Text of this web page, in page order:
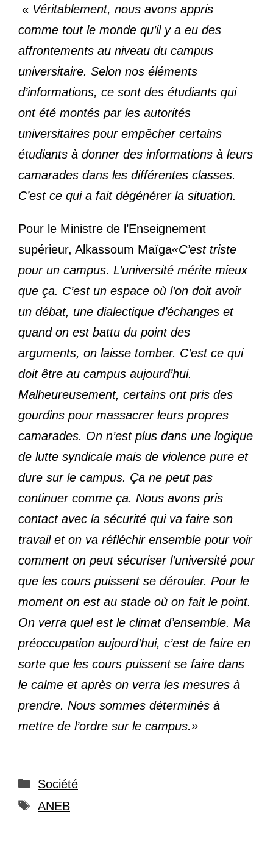
« Véritablement, nous avons appris
comme tout le monde qu’il y a eu des
affrontements au niveau du campus
universitaire. Selon nos éléments
d’informations, ce sont des étudiants qui
ont été montés par les autorités
universitaires pour empêcher certains
étudiants à donner des informations à leurs
camarades dans les différentes classes.
C’est ce qui a fait dégénérer la situation.
Pour le Ministre de l’Enseignement
supérieur, Alkassoum Maïga«C’est triste
pour un campus. L’université mérite mieux
que ça. C’est un espace où l’on doit avoir
un débat, une dialectique d’échanges et
quand on est battu du point des
arguments, on laisse tomber. C’est ce qui
doit être au campus aujourd’hui.
Malheureusement, certains ont pris des
gourdins pour massacrer leurs propres
camarades. On n’est plus dans une logique
de lutte syndicale mais de violence pure et
dure sur le campus. Ça ne peut pas
continuer comme ça. Nous avons pris
contact avec la sécurité qui va faire son
travail et on va réfléchir ensemble pour voir
comment on peut sécuriser l’université pour
que les cours puissent se dérouler. Pour le
moment on est au stade où on fait le point.
On verra quel est le climat d’ensemble. Ma
préoccupation aujourd’hui, c’est de faire en
sorte que les cours puissent se faire dans
le calme et après on verra les mesures à
prendre. Nous sommes déterminés à
mettre de l’ordre sur le campus.»
Catégories
Société
Étiquettes
ANEB